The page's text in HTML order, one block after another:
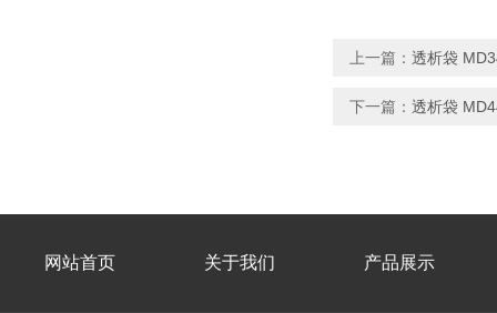
上一篇： 透析袋
下一篇： 透析袋
网站首页 关于我们 产品展示